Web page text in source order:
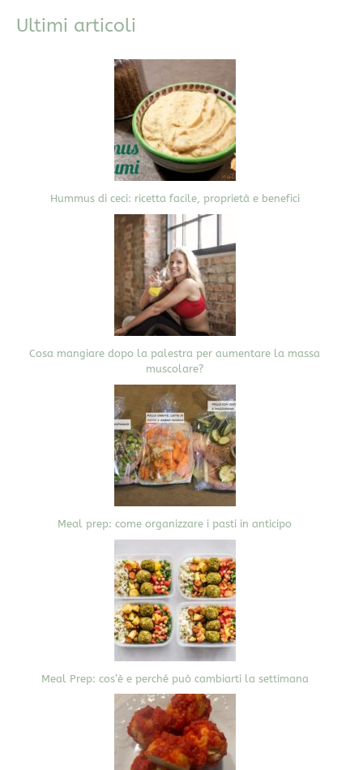
Ultimi articoli
Hummus di ceci: ricetta facile, proprietà e benefici
Cosa mangiare dopo la palestra per aumentare la massa
muscolare?
Meal prep: come organizzare i pasti in anticipo
Meal Prep: cos’è e perché può cambiarti la settimana